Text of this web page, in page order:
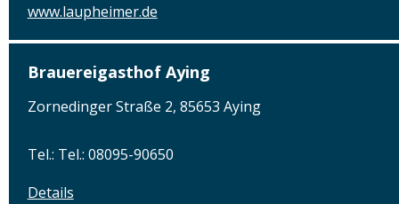
www.laupheimer.de
Brauereigasthof Aying
Zornedinger Straße 2, 85653 Aying
Tel.: Tel.: 08095-90650
Details